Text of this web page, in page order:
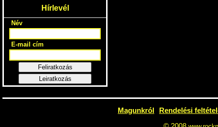
Név
E-mail cím
Feliratkozás
Leiratkozás
Magunkról Rendelési